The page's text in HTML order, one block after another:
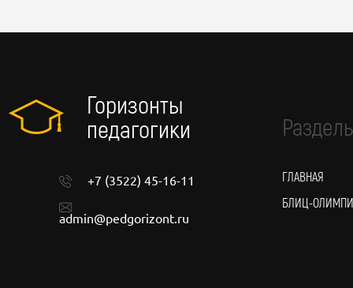
Горизонты
педагогики
+7 (3522) 45-16-11
admin@pedgorizont.ru
ГЛАВНАЯ
БЛИЦ-